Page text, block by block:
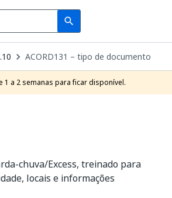
search
Search
ACORD131 – tipo de documento
a 2 semanas para ficar disponível.
chuva/Excess, treinado para
locais e informações